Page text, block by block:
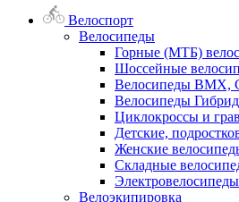
Велоспорт
Велосипеды
Горные (МТБ)
Шоссейные
Велосипеды BMX,
Велосипеды
Циклокроссы и
Детские,
Женские
Складные
Электровелосипеды
Велоэкипировка